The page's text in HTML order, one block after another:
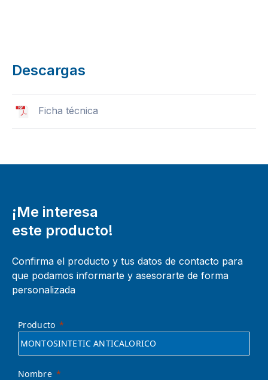
Descargas
Ficha técnica
¡Me interesa
este producto!
Confirma el producto y tus datos de contacto para
que podamos informarte y asesorarte de forma
personalizada
Producto
Nombre